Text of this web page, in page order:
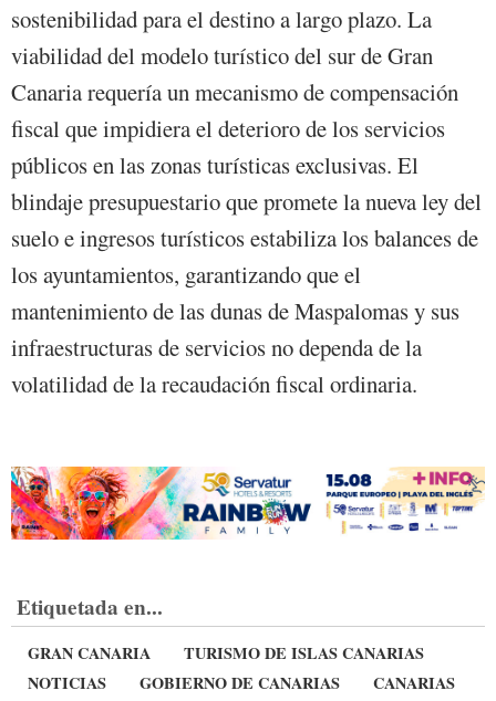
sostenibilidad para el destino a largo plazo. La
viabilidad del modelo turístico del sur de Gran
Canaria requería un mecanismo de compensación
fiscal que impidiera el deterioro de los servicios
públicos en las zonas turísticas exclusivas. El
blindaje presupuestario que promete la nueva ley del
suelo e ingresos turísticos estabiliza los balances de
los ayuntamientos, garantizando que el
mantenimiento de las dunas de Maspalomas y sus
infraestructuras de servicios no dependa de la
volatilidad de la recaudación fiscal ordinaria.
Etiquetada en...
GRAN CANARIA
TURISMO DE ISLAS CANARIAS
NOTICIAS
GOBIERNO DE CANARIAS
CANARIAS